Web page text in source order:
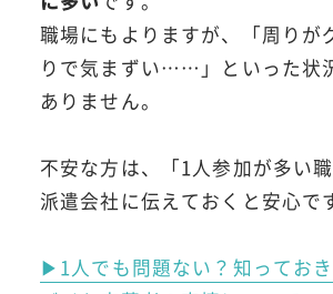
職場にもよりますが、「周りが
りで気まずい……」といった状
ありません。
不安な方は、「1人参加が多い
派遣会社に伝えておくと安心で
▶1人でも問題ない？知ってお